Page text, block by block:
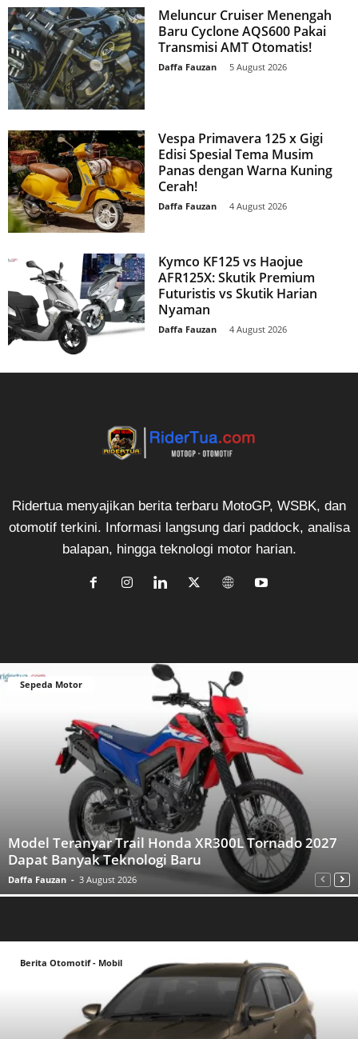
Meluncur Cruiser Menengah
Baru Cyclone AQS600 Pakai
Transmisi AMT Otomatis!
Daffa Fauzan 5 August 2026
Vespa Primavera 125 x Gigi
Edisi Spesial Tema Musim
Panas dengan Warna Kuning
Cerah!
Daffa Fauzan 4 August 2026
Kymco KF125 vs Haojue
AFR125X: Skutik Premium
Futuristis vs Skutik Harian
Nyaman
Daffa Fauzan 4 August 2026
Ridertua menyajikan berita terbaru MotoGP, WSBK, dan
otomotif terkini. Informasi langsung dari paddock, analisa
balapan, hingga teknologi motor harian.
Sepeda Motor
Model Teranyar Trail Honda XR300L Tornado 2027
Dapat Banyak Teknologi Baru
Daffa Fauzan - 3 August 2026
Berita Otomotif - Mobil